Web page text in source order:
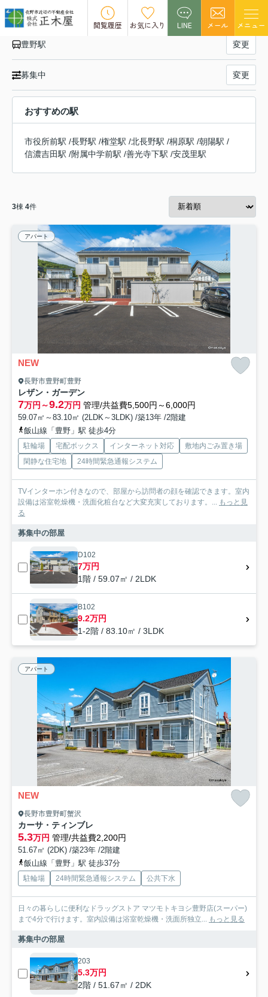
閲覧履歴 お気に入り LINE メール メニュー
北しなの線 豊野駅の賃貸物件一覧
豊野駅 変更
募集中 変更
おすすめの駅
市役所前駅 /長野駅 /権堂駅 /北長野駅 /桐原駅 /朝陽駅 /
信濃吉田駅 /附属中学前駅 /善光寺下駅 /安茂里駅
3棟 4件
アパート
NEW
長野市豊野町豊野
レザン・ガーデン
7万円～9.2万円 管理/共益費5,500円～6,000円
59.07㎡～83.10㎡ (2LDK～3LDK) /築13年 /2階建
飯山線「豊野」駅 徒歩4分
駐輪場 宅配ボックス インターネット対応
敷地内ごみ置き場
閑静な住宅地
24時間緊急通報システム
TVインターホン付きなので、部屋から訪問者の顔を確認できます。室内
設備は浴室乾燥機・洗面化粧台など大変充実しております。... もっと見
る
募集中の部屋
D102
7万円
1階 / 59.07㎡ / 2LDK
B102
9.2万円
1-2階 / 83.10㎡ / 3LDK
アパート
NEW
長野市豊野町蟹沢
カーサ・ティンブレ
5.3万円 管理/共益費2,200円
51.67㎡ (2DK) /築23年 /2階建
飯山線「豊野」駅 徒歩37分
駐輪場 24時間緊急通報システム 公共下水
日々の暮らしに便利なドラッグストア マツモトキヨシ豊野店(スーパー)
まで4分で行けます。室内設備は浴室乾燥機・洗面所独立... もっと見る
募集中の部屋
203
5.3万円
2階 / 51.67㎡ / 2DK